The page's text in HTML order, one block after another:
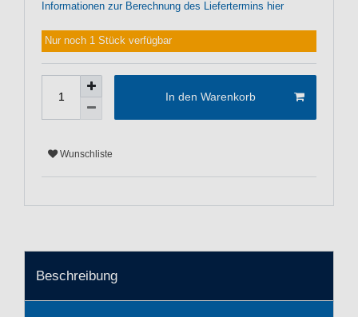
Informationen zur Berechnung des Liefertermins hier
Nur noch 1 Stück verfügbar
In den Warenkorb
Wunschliste
Beschreibung